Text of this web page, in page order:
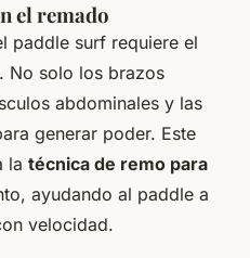
el remado
paddle surf requiere el
No solo los brazos
abdominales y las
generar poder. Este
la técnica de remo para
ayudando al paddle a
velocidad.